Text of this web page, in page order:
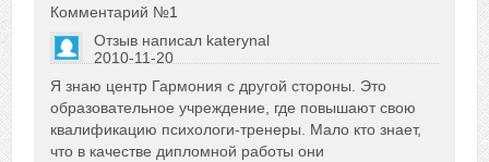
Комментарий №1
Отзыв написал katerynal
2010-11-20
+1
Сказать друзьям об отзыве
Я знаю центр Гармония с другой стороны. Это
образовательное учреждение, где повышают свою
квалификацию психологи-тренеры. Мало кто знает,
что в качестве дипломной работы они